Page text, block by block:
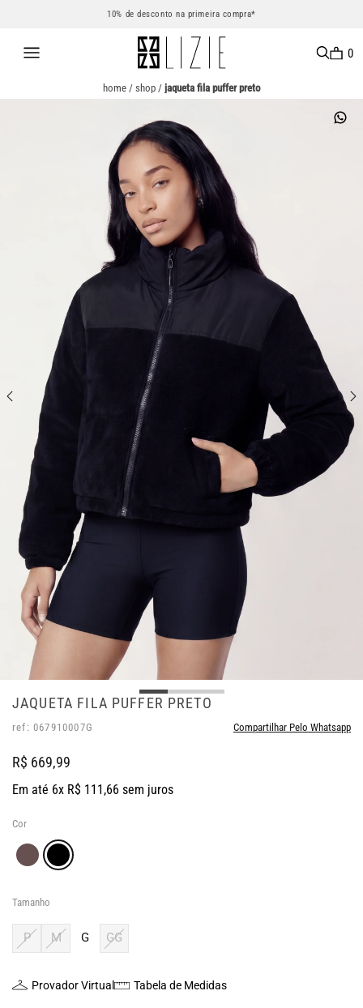
10% de desconto na primeira compra*
0
home/ shop/ jaqueta fila puffer preto
JAQUETA FILA PUFFER PRETO
ref: 067910007G Compartilhar Pelo Whatsapp
R$ 669,99
Em até 6x R$ 111,66 sem juros
Cor
Tamanho
P M G GG
Provador Virtual Tabela de Medidas